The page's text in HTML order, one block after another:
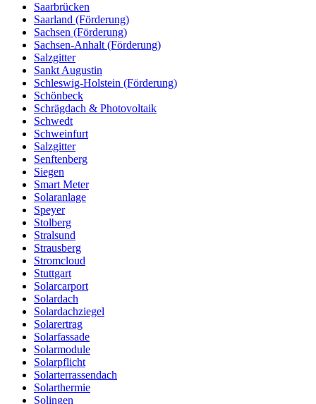
Saarbrücken
Saarland (Förderung)
Sachsen (Förderung)
Sachsen-Anhalt (Förderung)
Salzgitter
Sankt Augustin
Schleswig-Holstein (Förderung)
Schönbeck
Schrägdach & Photovoltaik
Schwedt
Schweinfurt
Salzgitter
Senftenberg
Siegen
Smart Meter
Solaranlage
Speyer
Stolberg
Stralsund
Strausberg
Stromcloud
Stuttgart
Solarcarport
Solardach
Solardachziegel
Solarertrag
Solarfassade
Solarmodule
Solarpflicht
Solarterrassendach
Solarthermie
Solingen